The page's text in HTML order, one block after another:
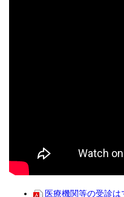
医療機関等の受診は